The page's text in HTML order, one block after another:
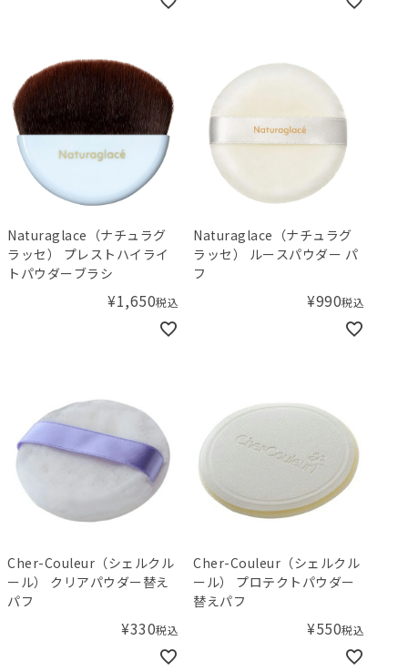
Naturaglace（ナチュラグ
ラッセ） プレストハイライ
トパウダーブラシ
¥1,650税込
Naturaglace（ナチュラグ
ラッセ） ルースパウダー パ
フ
¥990税込
Cher-Couleur（シェルクル
ール） クリアパウダー替え
パフ
¥330税込
Cher-Couleur（シェルクル
ール） プロテクトパウダー
替えパフ
¥550税込